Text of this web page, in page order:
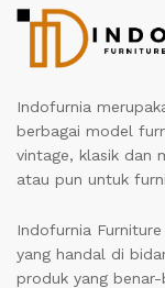
Indofurnia
berbagai model
vintage, klasik dan
atau pun untuk
Indofurnia
yang handal di
produk yang